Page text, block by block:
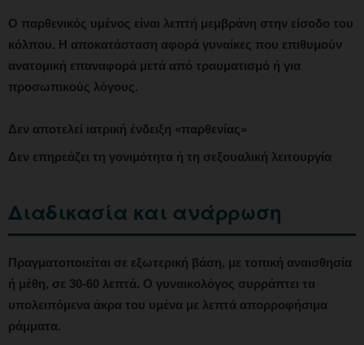
Ο παρθενικός υμένος είναι λεπτή μεμβράνη στην είσοδο του
κόλπου. Η αποκατάσταση αφορά γυναίκες που επιθυμούν
ανατομική επαναφορά μετά από τραυματισμό ή για
προσωπικούς λόγους.
Δεν αποτελεί ιατρική ένδειξη «παρθενίας»
Δεν επηρεάζει τη γονιμότητα ή τη σεξουαλική λειτουργία
Διαδικασία και ανάρρωση
Πραγματοποιείται σε εξωτερική βάση, με τοπική αναισθησία
ή μέθη, σε 30-60 λεπτά. Ο γυναικολόγος συρράπτει τα
υπολειπόμενα άκρα του υμένα με λεπτά απορροφήσιμα
ράμματα.